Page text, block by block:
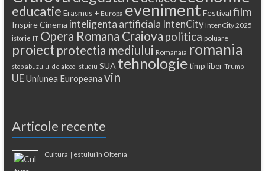
educatie Erasmus + Europa eveniment Festival film
Inspire Cinema inteligenta artificiala IntenCity IntenCity 2025
istorie IT Opera Romana Craiova politica poluare
proiect protectia mediului Romanaia romania
stop abuzului de alcool studiu SUA tehnologie timp liber Trump
UEUniunea Europeana vin
Articole recente
Cultura Țestului în Oltenia